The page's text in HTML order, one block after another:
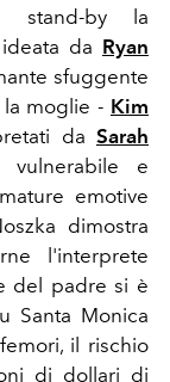
stand-by la
da Ryan
sfuggente
moglie - Kim
da Sarah
vulnerabile e
emotive
dimostra
l'interprete
del padre si è
Santa Monica
il rischio
di dollari di